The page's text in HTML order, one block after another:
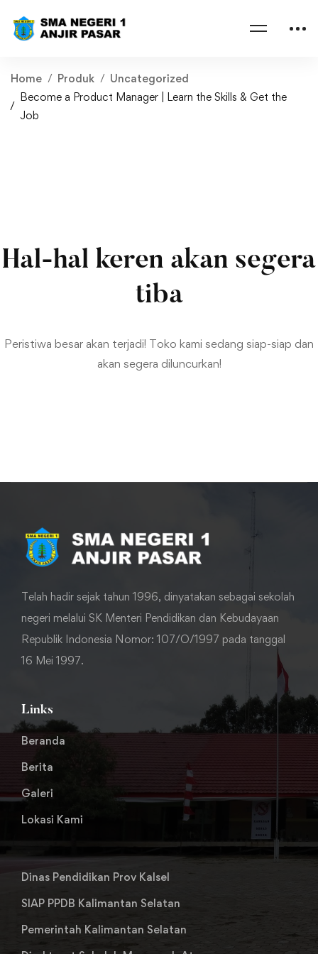
Home Produk
Uncategorized
Become a Product Manager | Learn the Skills & Get the
Job
Hal-hal keren akan segera
tiba
Peristiwa besar akan terjadi! Toko kami sedang siap-siap dan
akan segera diluncurkan!
Telah hadir sejak tahun 1996, dinyatakan sebagai sekolah
negeri melalui SK Menteri Pendidikan dan Kebudayaan
Republik Indonesia Nomor: 107/O/1997 pada tanggal
16 Mei 1997.
Links
Beranda
Berita
Galeri
Lokasi Kami
Dinas Pendidikan Prov Kalsel
SIAP PPDB Kalimantan Selatan
Pemerintah Kalimantan Selatan